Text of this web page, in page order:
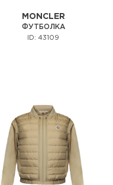
MONCLER
ФУТБОЛКА
ID: 43109